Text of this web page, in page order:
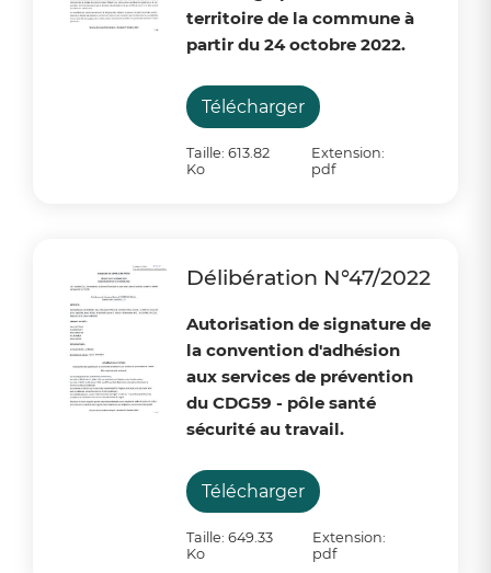
territoire de la commune à
partir du 24 octobre 2022.
Télécharger
Taille: 613.82
Ko
Extension:
pdf
Délibération N°47/2022
Autorisation de signature de
la convention d'adhésion
aux services de prévention
du CDG59 - pôle santé
sécurité au travail.
Télécharger
Taille: 649.33
Ko
Extension:
pdf